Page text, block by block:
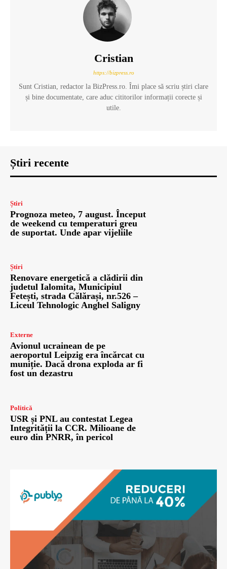
Cristian
https://bizpress.ro
Sunt Cristian, redactor la BizPress.ro. Îmi place să scriu știri clare
și bine documentate, care aduc cititorilor informații corecte și
utile.
Știri recente
Știri
Prognoza meteo, 7 august. Început
de weekend cu temperaturi greu
de suportat. Unde apar vijeliile
Știri
Renovare energetică a clădirii din
judetul Ialomita, Municipiul
Fetești, strada Călărași, nr.526 –
Liceul Tehnologic Anghel Saligny
Externe
Avionul ucrainean de pe
aeroportul Leipzig era încărcat cu
muniție. Dacă drona exploda ar fi
fost un dezastru
Politică
USR și PNL au contestat Legea
Integrității la CCR. Milioane de
euro din PNRR, în pericol